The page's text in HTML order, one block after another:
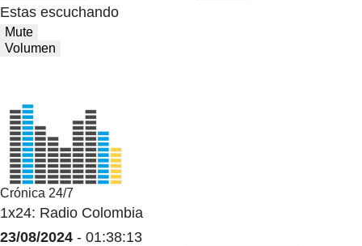
Estas escuchando
Mute
Volumen
Crónica 24/7
1x24: Radio Colombia
23/08/2024 - 01:38:13